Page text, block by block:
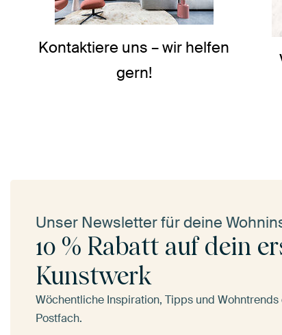
Kontaktiere uns – wir helfen
gern!
Unser Newsletter für deine
10 % Rabatt auf dein
Kunstwerk
Wöchentliche Inspiration, Tipps und
Postfach.